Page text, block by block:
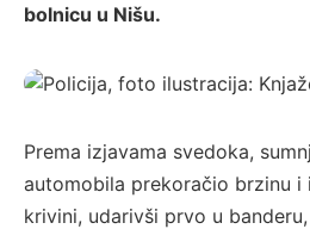
bolnicu u Nišu.
Prema izjavama svedoka,
automobila prekoračio brzinu i
krivini, udarivši prvo u